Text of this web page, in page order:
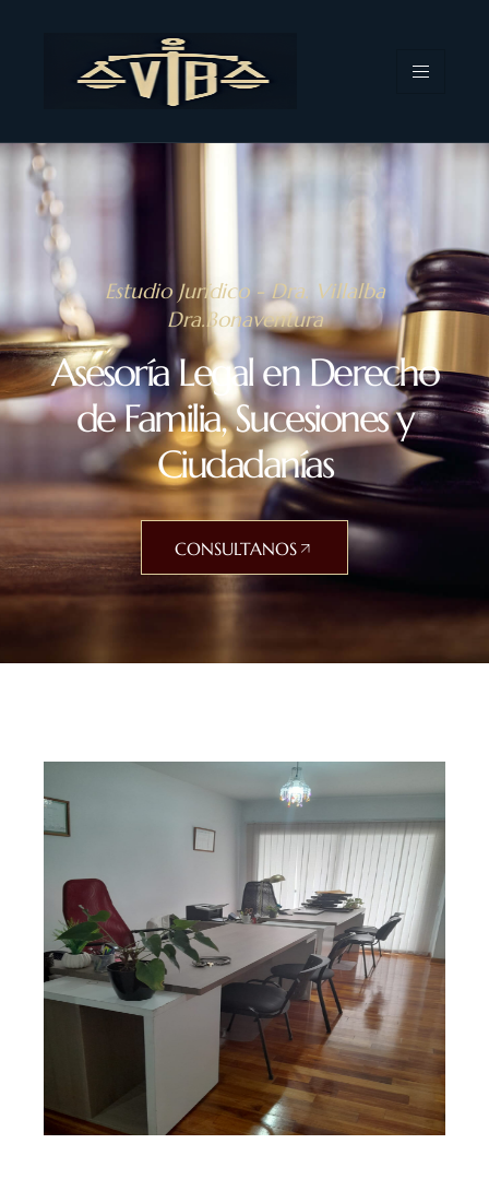
Estudio Jurídico - Dra. Villalba
Dra.Bonaventura
Asesoría Legal en Derecho
de Familia, Sucesiones y
Ciudadanías
CONSULTANOS